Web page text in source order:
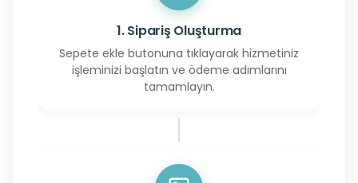
1. Sipariş Oluşturma
Sepete ekle butonuna tıklayarak hizmetiniz
işleminizi başlatın ve ödeme adımlarını
tamamlayın.